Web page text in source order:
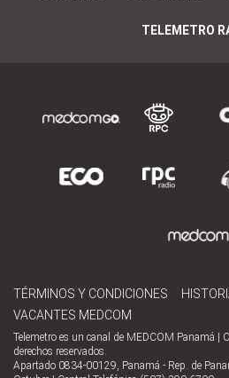
TELEMETRO
TÉRMINOS Y CONDICIONES
VACANTES MEDCOM
Telemetro es un canal de MEDCOM Panamá
derechos reservados.
Apartado 0834-00129, Panamá - Rep. de